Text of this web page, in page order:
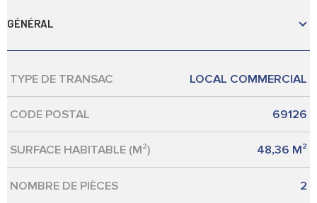
GÉNÉRAL
Caractérisque Valeurs
TYPE DE TRANSAC LOCAL COMMERCIAL
CODE POSTAL 69126
SURFACE HABITABLE (M²) 48,36 M²
NOMBRE DE PIÈCES 2